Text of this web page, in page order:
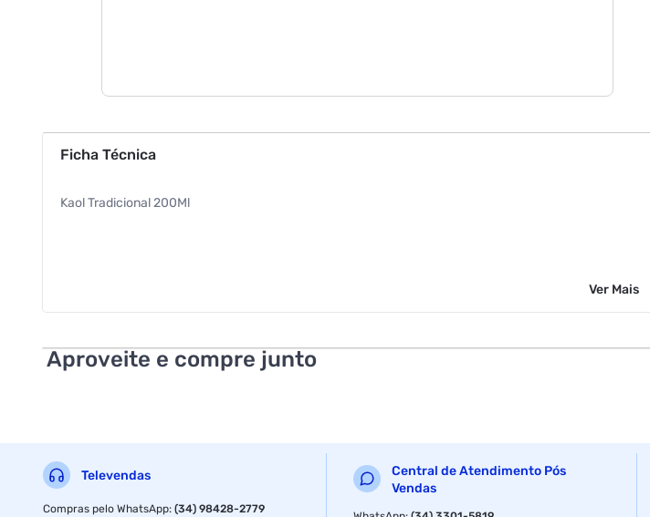
Ficha Técnica
Kaol Tradicional 200Ml
Ver Mais
Aproveite e compre junto
Televendas
Compras pelo WhatsApp:(34) 98428-2779
Central de Atendimento Pós
Vendas